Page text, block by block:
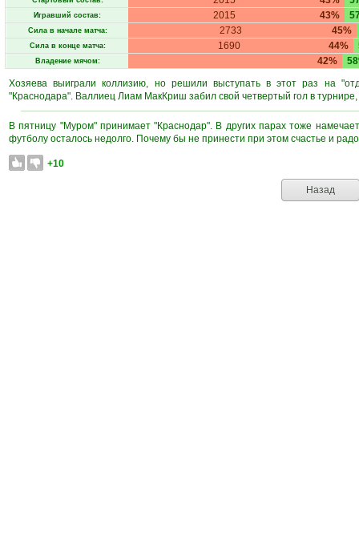
Игравший состав: 43%
2015
Сила в начале матча: 45%
2733
Сила в конце матча: 44%
1690
Владение мячом: 42%
Хозяева выиграли коллизию, но решили выступать в этот раз на
"Краснодара". Валлиец Лиам МакКриш забил свой четвертый гол в
В пятницу "Муром" принимает "Краснодар". В других парах тоже
футболу осталось недолго. Почему бы не принести при этом счастье и
+10
Назад